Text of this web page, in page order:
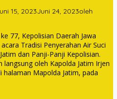
15, 2023Juni 24, 2023oleh
77, Kepolisian Daerah Jawa
Tradisi Penyerahan Air Suci
dan Panji-Panji Kepolisian.
langsung oleh Kapolda Jatim Irjen
Mapolda Jatim, pada